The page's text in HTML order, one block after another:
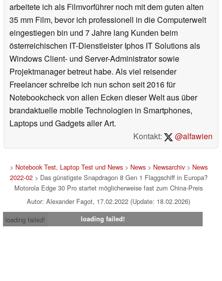
arbeitete ich als Filmvorführer noch mit dem guten alten
35 mm Film, bevor ich professionell in die Computerwelt
eingestiegen bin und 7 Jahre lang Kunden beim
österreichischen IT-Dienstleister Iphos IT Solutions als
Windows Client- und Server-Administrator sowie
Projektmanager betreut habe. Als viel reisender
Freelancer schreibe ich nun schon seit 2016 für
Notebookcheck von allen Ecken dieser Welt aus über
brandaktuelle mobile Technologien in Smartphones,
Laptops und Gadgets aller Art.
Kontakt:
@alfawien
> Notebook Test, Laptop Test und News> News> Newsarchiv> News
2022-02> Das günstigste Snapdragon 8 Gen 1 Flaggschiff in Europa?
Motorola Edge 30 Pro startet möglicherweise fast zum China-Preis
Autor: Alexander Fagot, 17.02.2022 (Update: 18.02.2026)
loading failed!
loading failed!